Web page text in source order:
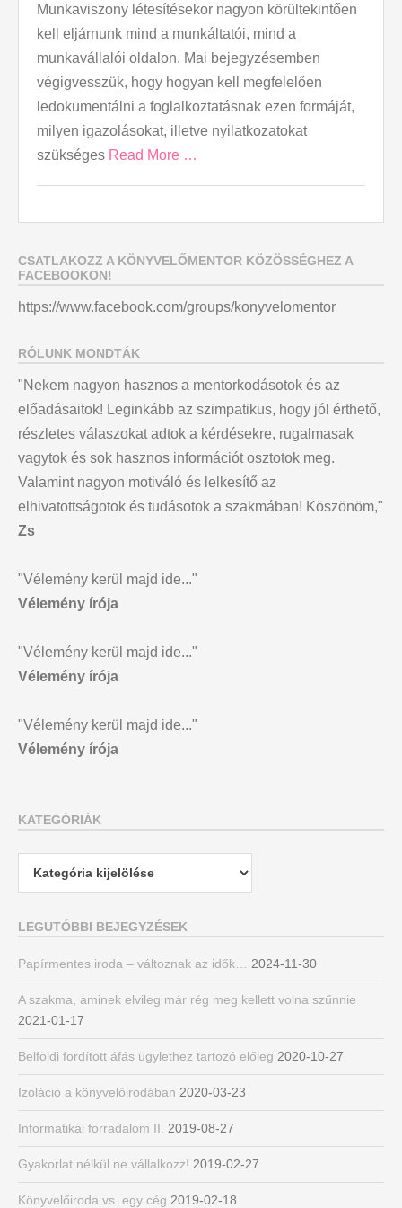
Munkaviszony létesítésekor nagyon körültekintően
kell eljárnunk mind a munkáltatói, mind a
munkavállalói oldalon. Mai bejegyzésemben
végigvesszük, hogy hogyan kell megfelelően
ledokumentálni a foglalkoztatásnak ezen formáját,
milyen igazolásokat, illetve nyilatkozatokat
szükséges Read More …
CSATLAKOZZ A KÖNYVELŐMENTOR KÖZÖSSÉGHEZ A
FACEBOOKON!
https://www.facebook.com/groups/konyvelomentor
RÓLUNK MONDTÁK
"Nekem nagyon hasznos a mentorkodásotok és az
előadásaitok! Leginkább az szimpatikus, hogy jól érthető,
részletes válaszokat adtok a kérdésekre, rugalmasak
vagytok és sok hasznos információt osztotok meg.
Valamint nagyon motiváló és lelkesítő az
elhivatottságotok és tudásotok a szakmában! Köszönöm,"
Zs
"Vélemény kerül majd ide..."
Vélemény írója
"Vélemény kerül majd ide..."
Vélemény írója
"Vélemény kerül majd ide..."
Vélemény írója
KATEGÓRIÁK
Kategóriák
LEGUTÓBBI BEJEGYZÉSEK
Papírmentes iroda – változnak az idők… 2024-11-30
A szakma, aminek elvileg már rég meg kellett volna szűnnie
2021-01-17
Belföldi fordított áfás ügylethez tartozó előleg 2020-10-27
Izoláció a könyvelőirodában 2020-03-23
Informatikai forradalom II. 2019-08-27
Gyakorlat nélkül ne vállalkozz! 2019-02-27
Könyvelőiroda vs. egy cég 2019-02-18